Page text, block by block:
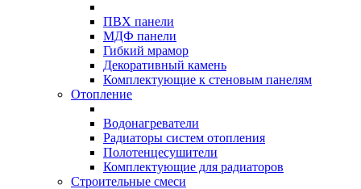
ПВХ панели
МДФ панели
Гибкий мрамор
Декоративный камень
Комплектующие к стеновым панелям
Отопление
Водонагреватели
Радиаторы систем отопления
Полотенцесушители
Комплектующие для радиаторов
Строительные смеси